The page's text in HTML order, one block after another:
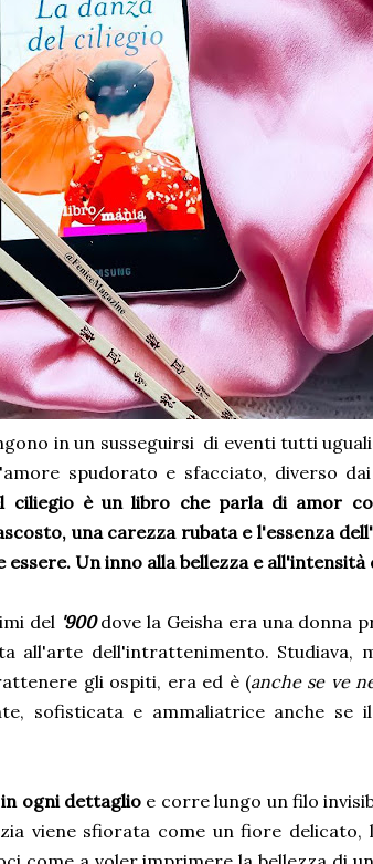
in un susseguirsi di eventi tutti
spudorato e sfacciato, diverso
ciliegio è un libro che parla di amor
una carezza rubata e l'essenza
Un inno alla bellezza e all'intensità
del '900dove la Geisha era una donna
all'arte dell'intrattenimento. Studiava,
gli ospiti, era ed è (anche se ve
sofisticata e ammaliatrice anche se
ogni dettaglio e corre lungo un filo
viene sfiorata come un fiore delicato,